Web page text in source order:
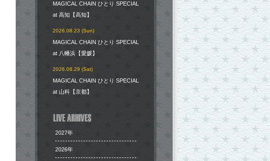
MAGICAL CHAIN ひとり SPECIAL
at 高知【高知】
2026.08.23 (Sun)
MAGICAL CHAIN ひとり SPECIAL
at 八幡浜【愛媛】
2026.08.29 (Sat)
MAGICAL CHAIN ひとり SPECIAL
at 山科【京都】
2027年
2026年